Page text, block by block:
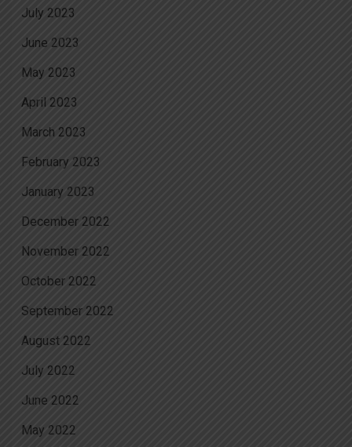
July 2023
June 2023
May 2023
April 2023
March 2023
February 2023
January 2023
December 2022
November 2022
October 2022
September 2022
August 2022
July 2022
June 2022
May 2022